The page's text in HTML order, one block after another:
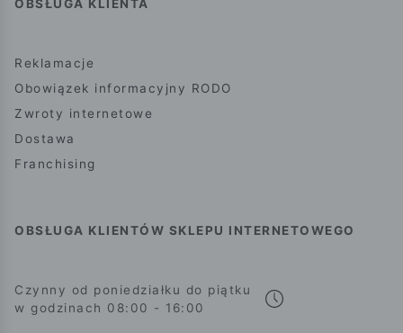
OBSŁUGA KLIENTA
Reklamacje
Obowiązek informacyjny RODO
Zwroty internetowe
Dostawa
Franchising
OBSŁUGA KLIENTÓW SKLEPU INTERNETOWEGO
Czynny od poniedziałku do piątku
w godzinach 08:00 - 16:00